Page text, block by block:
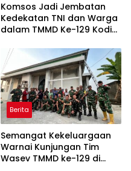
Komsos Jadi Jembatan
Kedekatan TNI dan Warga
dalam TMMD Ke-129 Kodim
Berita
Semangat Kekeluargaan
Warnai Kunjungan Tim
Wasev TMMD ke-129 di